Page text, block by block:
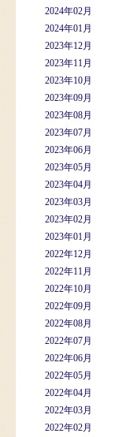
2024年02月
2024年01月
2023年12月
2023年11月
2023年10月
2023年09月
2023年08月
2023年07月
2023年06月
2023年05月
2023年04月
2023年03月
2023年02月
2023年01月
2022年12月
2022年11月
2022年10月
2022年09月
2022年08月
2022年07月
2022年06月
2022年05月
2022年04月
2022年03月
2022年02月